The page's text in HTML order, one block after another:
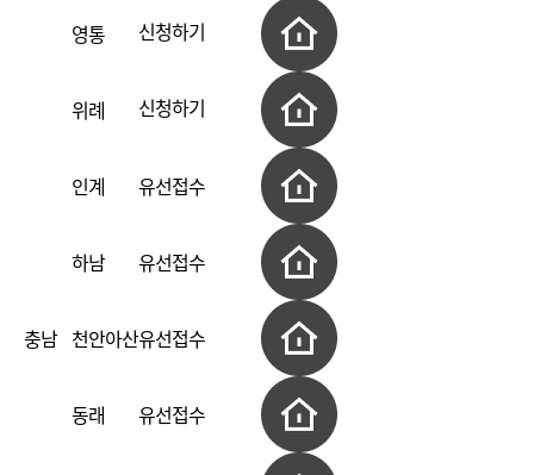
영통 신청하기
위례 신청하기
인계 유선접수
하남 유선접수
충남 천안아산유선접수
동래 유선접수